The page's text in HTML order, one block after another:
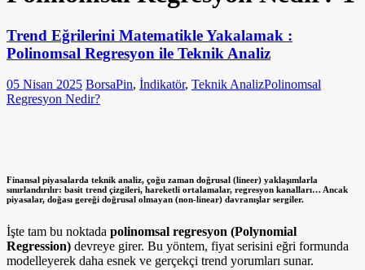
Trend Eğrilerini Matematikle Yakalamak :
Polinomsal Regresyon ile Teknik Analiz
05 Nisan 2025 BorsaPin, İndikatör, Teknik AnalizPolinomsal
Regresyon Nedir?
Finansal piyasalarda teknik analiz, çoğu zaman doğrusal (lineer) yaklaşımlarla
sınırlandırılır: basit trend çizgileri, hareketli ortalamalar, regresyon kanalları… Ancak
piyasalar, doğası gereği doğrusal olmayan (non-linear) davranışlar sergiler.
İşte tam bu noktada polinomsal regresyon (Polynomial
Regression) devreye girer. Bu yöntem, fiyat serisini eğri formunda
modelleyerek daha esnek ve gerçekçi trend yorumları sunar.